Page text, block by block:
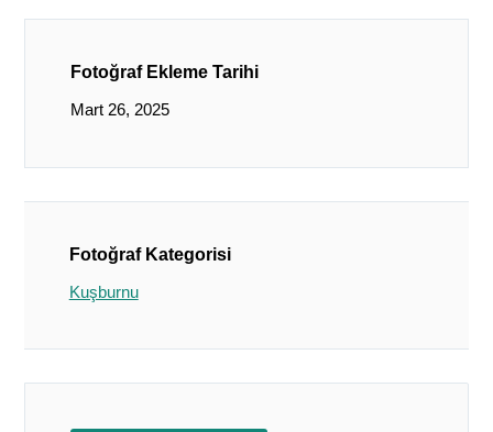
Fotoğraf Ekleme Tarihi
Mart 26, 2025
Fotoğraf Kategorisi
Kuşburnu